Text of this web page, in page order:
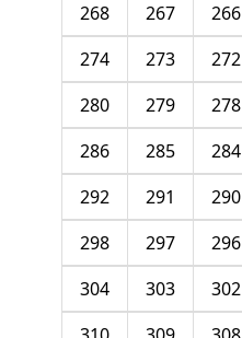
266
267
268
272
273
274
278
279
280
284
285
286
290
291
292
296
297
298
302
303
304